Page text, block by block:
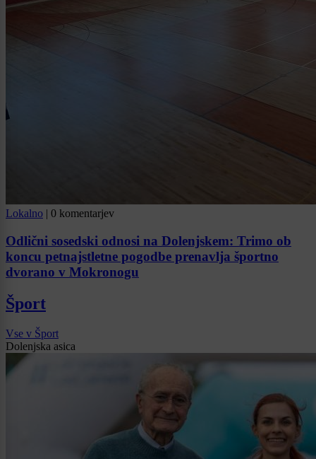
Lokalno | 0 komentarjev
Odlični sosedski odnosi na Dolenjskem: Trimo ob
koncu petnajstletne pogodbe prenavlja športno
dvorano v Mokronogu
Šport
Vse v Šport
Dolenjska asica